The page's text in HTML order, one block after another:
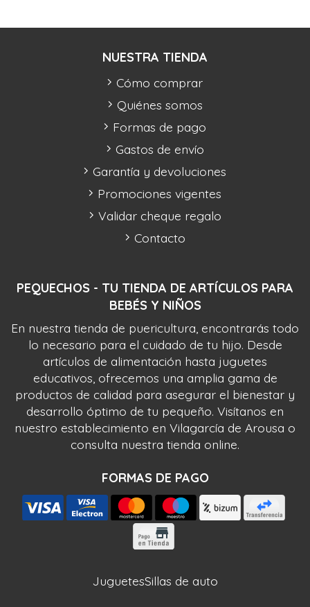
PEQUECHOS - TU TIENDA DE ARTÍCULOS PARA
BEBÉS Y NIÑOS
En nuestra tienda de puericultura, encontrarás todo
lo necesario para el cuidado de tu hijo. Desde
artículos de alimentación hasta juguetes
educativos, ofrecemos una amplia gama de
productos de calidad para asegurar el bienestar y
desarrollo óptimo de tu pequeño. Visítanos en
nuestro establecimiento en Vilagarcía de Arousa o
consulta nuestra tienda online.
FORMAS DE PAGO
NUESTRA TIENDA
Cómo comprar
Quiénes somos
Formas de pago
Gastos de envío
Garantía y devoluciones
Promociones vigentes
Validar cheque regalo
Contacto
JuguetesSillas de auto